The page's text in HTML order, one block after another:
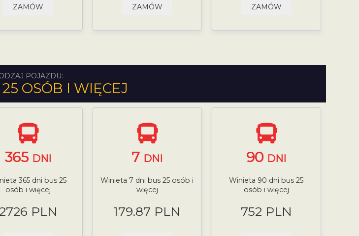
ZAMÓW ZAMÓW ZAMÓW
POJAZDU:
OSÓB I WIĘCEJ
365 DNI
365 dni bus 25
osób i więcej
PLN
7 DNI
Winieta 7 dni bus 25 osób i
więcej
179.87 PLN
90 DNI
Winieta 90 dni bus 25
osób i więcej
752 PLN